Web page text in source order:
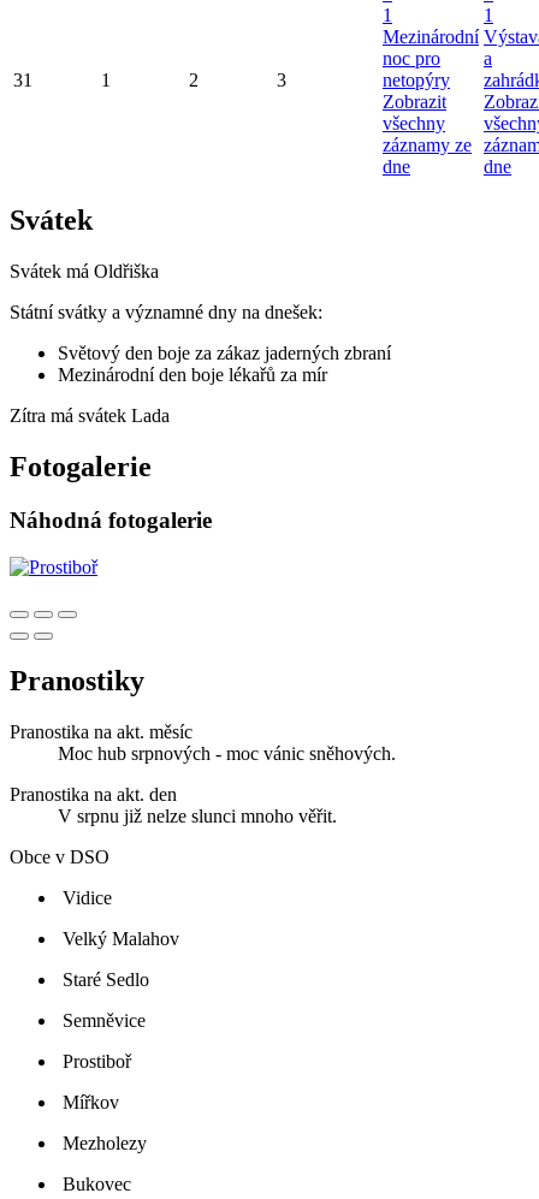
31 1 2 3
1
Mezinárodní
noc pro
netopýry
Zobrazit
všechny
záznamy ze
dne
1
a
dne
Svátek
Svátek má Oldřiška
Státní svátky a významné dny na dnešek:
Světový den boje za zákaz jaderných zbraní
Mezinárodní den boje lékařů za mír
Zítra má svátek Lada
Fotogalerie
Náhodná fotogalerie
Pranostiky
Pranostika na akt. měsíc
Moc hub srpnových - moc vánic sněhových.
Pranostika na akt. den
V srpnu již nelze slunci mnoho věřit.
Obce v DSO
Vidice
Velký Malahov
Staré Sedlo
Semněvice
Prostiboř
Mířkov
Mezholezy
Bukovec